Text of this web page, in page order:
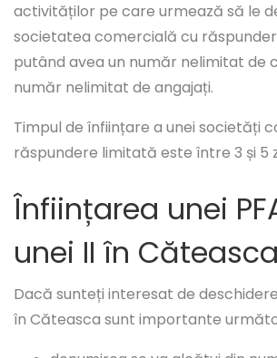
activităților pe care urmează să le
societatea comercială cu
putând avea un număr nelimitat de
număr nelimitat de angajați.
Timpul de înființare a unei societăți
răspundere limitată este între 3 și 5
Înființarea unei
unei II în Căteasca
Dacă sunteți interesat de
în Căteasca sunt importante